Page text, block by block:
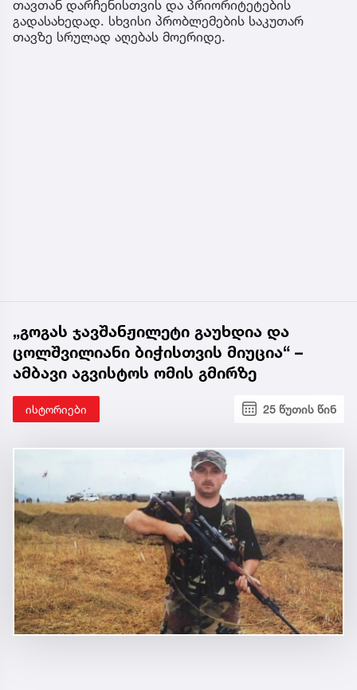
თავთან დარჩენისთვის და პრიორიტეტების
გადასახედად. სხვისი პრობლემების საკუთარ
თავზე სრულად აღებას მოერიდე.
„გოგას ჯავშანჟილეტი გაუხდია და
ცოლშვილიანი ბიჭისთვის მიუცია“ –
ამბავი აგვისტოს ომის გმირზე
ისტორიები 25 წუთის წინ